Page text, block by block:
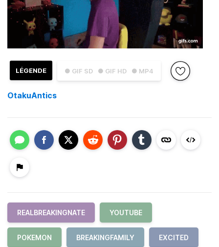
● GIF SD ● GIF HD ● MP4
LÉGENDE
OtakuAntics
REALBREAKINGNATE YOUTUBE
POKEMON BREAKINGFAMILY EXCITED